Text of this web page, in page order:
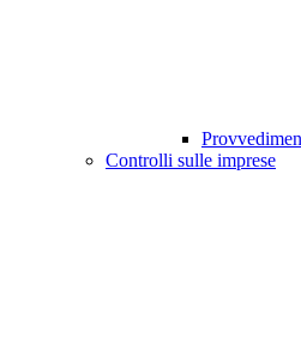
Controlli sulle imprese